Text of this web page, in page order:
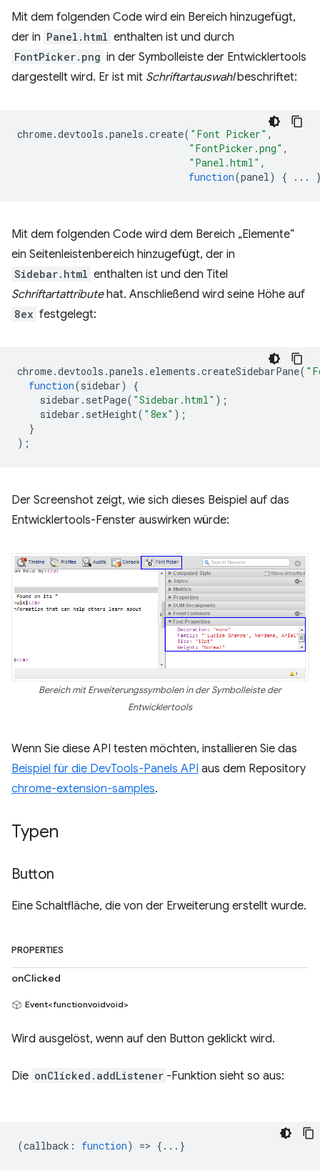
Mit dem folgenden Code wird ein Bereich hinzugefügt,
der in Panel.html enthalten ist und durch
FontPicker.png in der Symbolleiste der Entwicklertools
dargestellt wird. Er ist mit Schriftartauswahlbeschriftet:
chrome.devtools .panels .create( "Font Picker" ,
"FontPicker.png" ,
"Panel.html" ,
function(panel) { ...
Mit dem folgenden Code wird dem Bereich „Elemente“
ein Seitenleistenbereich hinzugefügt, der in
Sidebar.html enthalten ist und den Titel
Schriftartattributehat. Anschließend wird seine Höhe auf
8ex festgelegt:
chrome.devtools .panels . elements .createSidebarPane(
function(sidebar)
{
sidebar . setPage( "Sidebar.html" );
sidebar . setHeight( "8ex" );
}
);
Der Screenshot zeigt, wie sich dieses Beispiel auf das
Entwicklertools-Fenster auswirken würde:
Bereich mit Erweiterungssymbolen in der Symbolleiste der
Entwicklertools
Wenn Sie diese API testen möchten, installieren Sie das
Beispiel für die DevTools-Panels API aus dem Repository
chrome-extension-samples.
Typen
Button
Eine Schaltfläche, die von der Erweiterung erstellt wurde.
PROPERTIES
onClicked
Event<functionvoidvoid>
Wird ausgelöst, wenn auf den Button geklickt wird.
Die onClicked.addListener -Funktion sieht so aus:
(callback : function) => {...}